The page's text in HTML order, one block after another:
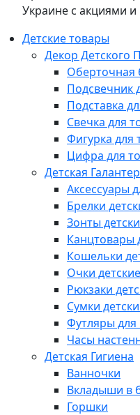
Украине с акциями
Детские товары
Декор Детского
Оберточная
Подсвечник
Подставка
Свечка для
Фигурка для
Цифра для
Детская
Аксессуары
Брелки
Зонты
Канцтовары
Кошельки
Очки детские
Рюкзаки
Сумки
Футляры для
Часы
Детская Гигиена
Ванночки
Вкладыши в
Горшки